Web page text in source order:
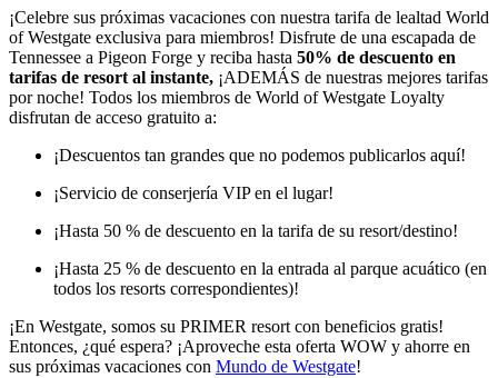
¡Celebre sus próximas vacaciones con nuestra tarifa de lealtad World
of Westgate exclusiva para miembros! Disfrute de una escapada de
Tennessee a Pigeon Forge y reciba hasta 50% de descuento en
tarifas de resort al instante, ¡ADEMÁS de nuestras mejores tarifas
por noche! Todos los miembros de World of Westgate Loyalty
disfrutan de acceso gratuito a:
¡Descuentos tan grandes que no podemos publicarlos aquí!
¡Servicio de conserjería VIP en el lugar!
¡Hasta 50 % de descuento en la tarifa de su resort/destino!
¡Hasta 25 % de descuento en la entrada al parque acuático (en
todos los resorts correspondientes)!
¡En Westgate, somos su PRIMER resort con beneficios gratis!
Entonces, ¿qué espera? ¡Aproveche esta oferta WOW y ahorre en
sus próximas vacaciones con Mundo de Westgate!